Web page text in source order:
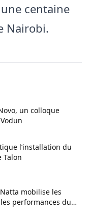
centaine
Nairobi.
un colloque
l’installation du
Talon
mobilise les
performances du